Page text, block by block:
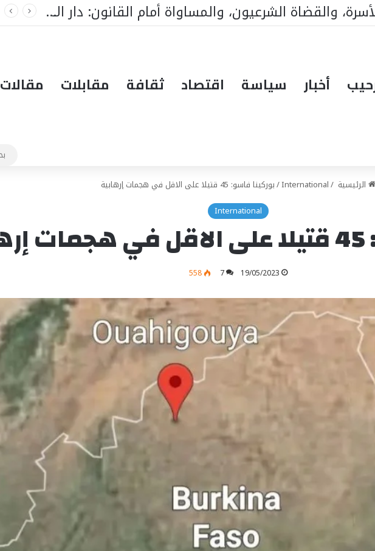
الحاج مالك سي في تيواون
أخبار سياسة اقتصاد ثقافة مقابلات مقالات
الرئيسية /
International
/بوركينا فاسو: 45 قتيلا على الاقل في هجمات إرهابية
International
19/05/2023
7
558